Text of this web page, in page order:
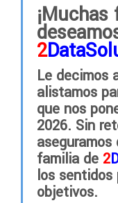
2
Le decimos
alistamos
que nos
2026. Sin
familia de 2
los sentidos
objetivos.